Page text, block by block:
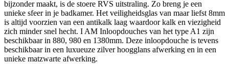
bijzonder maakt, is de stoere RVS uitstraling. Zo breng je een
unieke sfeer in je badkamer. Het veiligheidsglas van maar liefst 8mm
is altijd voorzien van een antikalk laag waardoor kalk en viezigheid
zich minder snel hecht. I AM Inloopdouches van het type A1 zijn
beschikbaar in 880, 980 en 1380mm. Deze inloopdouche is tevens
beschikbaar in een luxueuze zilver hoogglans afwerking en in een
unieke matzwarte afwerking.